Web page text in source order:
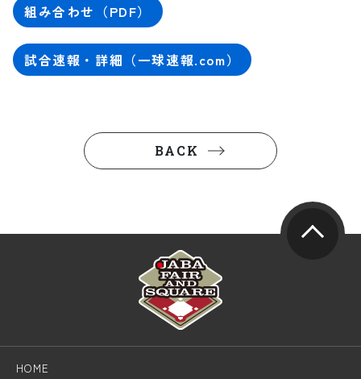
組み合わせ（PDF）
試合速報・詳細（一球速報.com）
BACK
HOME